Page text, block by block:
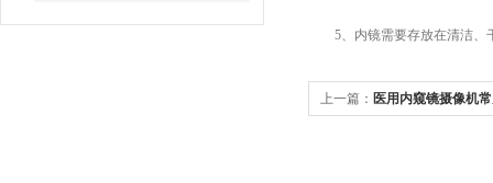
5、内镜需要存放在清洁、
上一篇： 医用内窥镜摄像机